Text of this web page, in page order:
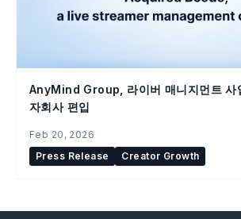
AnyMind Group, 라이버 매니지먼트 사
자회사 편입
Feb 20, 2026
Press Release
Creator Growth